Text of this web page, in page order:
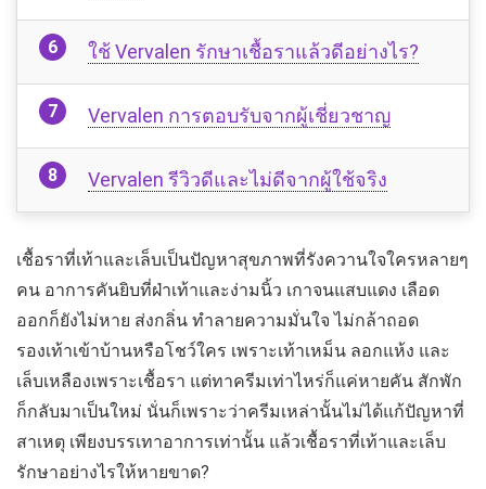
ใช้ Vervalen รักษาเชื้อราแล้วดีอย่างไร?
Vervalen การตอบรับจากผู้เชี่ยวชาญ
Vervalen รีวิวดีและไม่ดีจากผู้ใช้จริง
เชื้อราที่เท้าและเล็บเป็นปัญหาสุขภาพที่รังควานใจใครหลายๆ
คน อาการคันยิบที่ฝ่าเท้าและง่ามนิ้ว เกาจนแสบแดง เลือด
ออกก็ยังไม่หาย ส่งกลิ่น ทำลายความมั่นใจ ไม่กล้าถอด
รองเท้าเข้าบ้านหรือโชว์ใคร เพราะเท้าเหม็น ลอกแห้ง และ
เล็บเหลืองเพราะเชื้อรา แต่ทาครีมเท่าไหร่ก็แค่หายคัน สักพัก
ก็กลับมาเป็นใหม่ นั่นก็เพราะว่าครีมเหล่านั้นไม่ได้แก้ปัญหาที่
สาเหตุ เพียงบรรเทาอาการเท่านั้น แล้วเชื้อราที่เท้าและเล็บ
รักษาอย่างไรให้หายขาด?